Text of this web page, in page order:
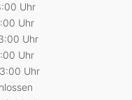
Uhr
Uhr
Uhr
Uhr
Uhr